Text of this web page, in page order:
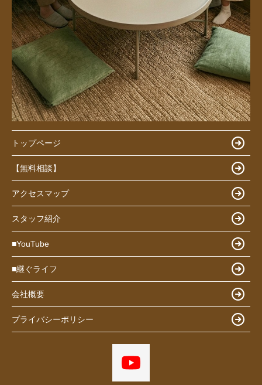
トップページ
【無料相談】
アクセスマップ
スタッフ紹介
■YouTube
■継ぐライフ
会社概要
プライバシーポリシー